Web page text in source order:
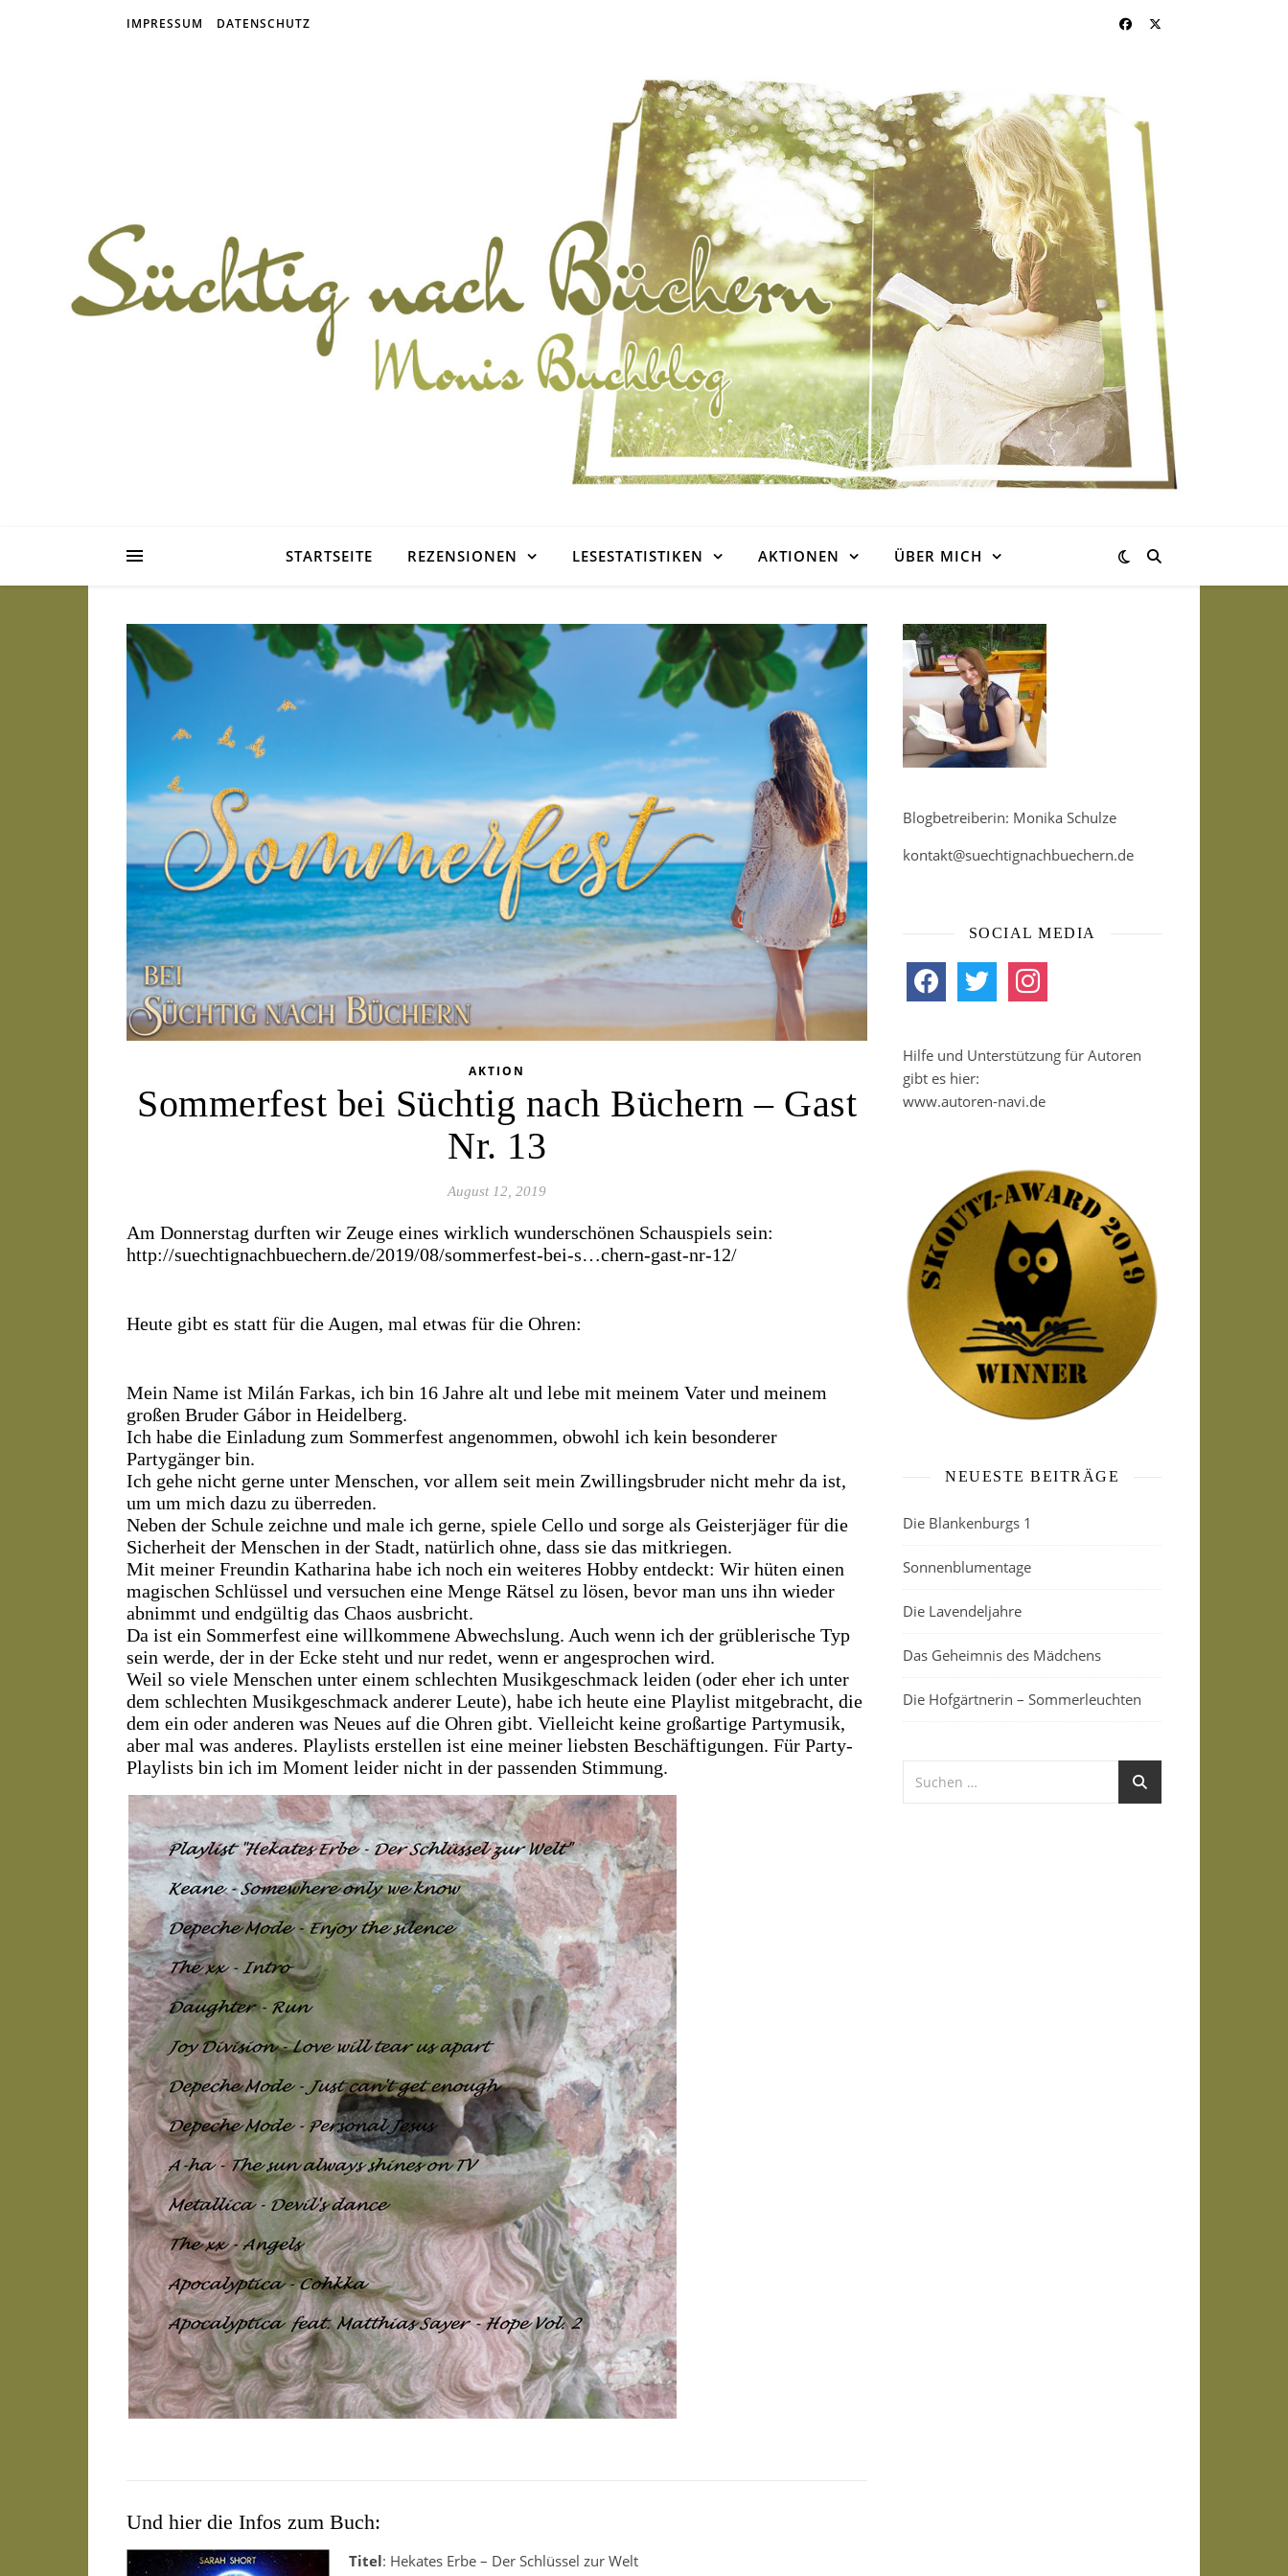
IMPRESSUM DATENSCHUTZ
STARTSEITE REZENSIONEN LESESTATISTIKEN AKTIONEN ÜBER MICH
AKTION
Sommerfest bei Süchtig nach Büchern – Gast
Nr. 13
August 12, 2019
Am Donnerstag durften wir Zeuge eines wirklich wunderschönen Schauspiels sein:
http://suechtignachbuechern.de/2019/08/sommerfest-bei-s…chern-gast-nr-12/
Heute gibt es statt für die Augen, mal etwas für die Ohren:
Mein Name ist Milán Farkas, ich bin 16 Jahre alt und lebe mit meinem Vater und meinem
großen Bruder Gábor in Heidelberg.
Ich habe die Einladung zum Sommerfest angenommen, obwohl ich kein besonderer
Partygänger bin.
Ich gehe nicht gerne unter Menschen, vor allem seit mein Zwillingsbruder nicht mehr da ist,
um um mich dazu zu überreden.
Neben der Schule zeichne und male ich gerne, spiele Cello und sorge als Geisterjäger für die
Sicherheit der Menschen in der Stadt, natürlich ohne, dass sie das mitkriegen.
Mit meiner Freundin Katharina habe ich noch ein weiteres Hobby entdeckt: Wir hüten einen
magischen Schlüssel und versuchen eine Menge Rätsel zu lösen, bevor man uns ihn wieder
abnimmt und endgültig das Chaos ausbricht.
Da ist ein Sommerfest eine willkommene Abwechslung. Auch wenn ich der grüblerische Typ
sein werde, der in der Ecke steht und nur redet, wenn er angesprochen wird.
Weil so viele Menschen unter einem schlechten Musikgeschmack leiden (oder eher ich unter
dem schlechten Musikgeschmack anderer Leute), habe ich heute eine Playlist mitgebracht, die
dem ein oder anderen was Neues auf die Ohren gibt. Vielleicht keine großartige Partymusik,
aber mal was anderes. Playlists erstellen ist eine meiner liebsten Beschäftigungen. Für Party-
Playlists bin ich im Moment leider nicht in der passenden Stimmung.
Und hier die Infos zum Buch:
Titel: Hekates Erbe – Der Schlüssel zur Welt
Blogbetreiberin: Monika Schulze
kontakt@suechtignachbuechern.de
SOCIAL MEDIA
facebook twitter instagram
Hilfe und Unterstützung für Autoren
gibt es hier:
www.autoren-navi.de
NEUESTE BEITRÄGE
Die Blankenburgs 1
Sonnenblumentage
Die Lavendeljahre
Das Geheimnis des Mädchens
Die Hofgärtnerin – Sommerleuchten